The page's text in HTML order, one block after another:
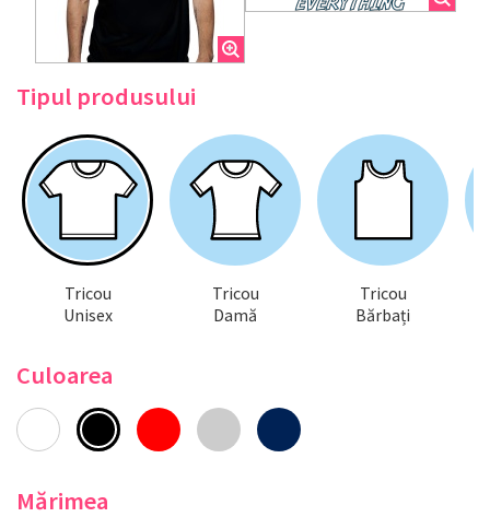
Tipul produsului
Tricou
Unisex
Tricou
Damă
Tricou
Bărbați
Culoarea
Mărimea